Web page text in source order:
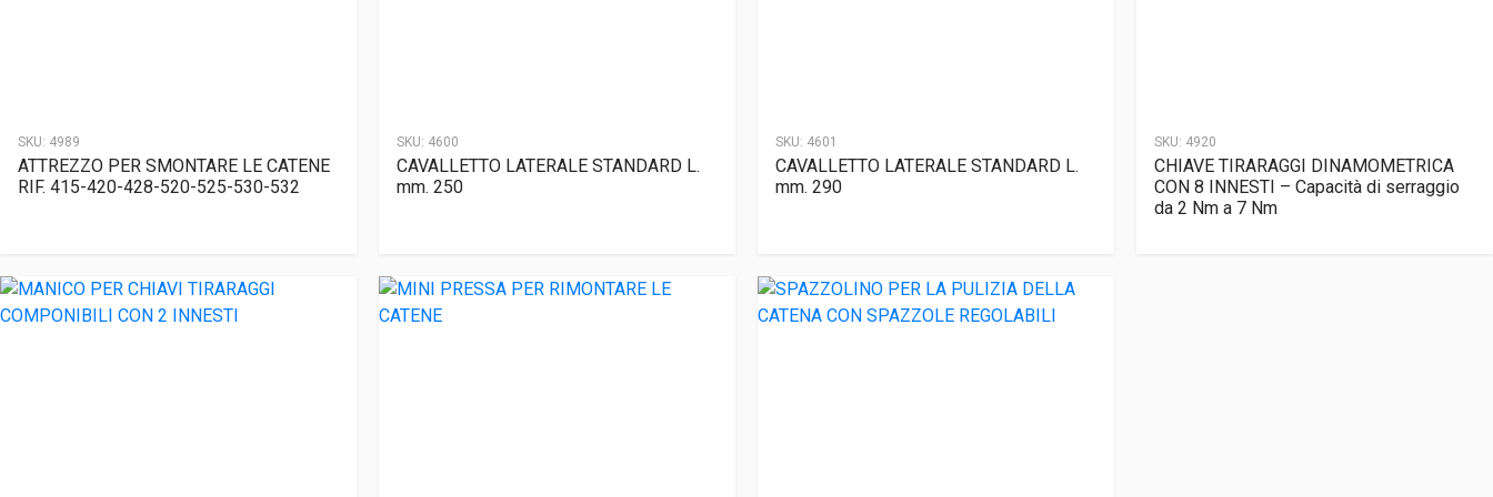
SKU: 4989
ATTREZZO PER SMONTARE LE CATENE
RIF. 415-420-428-520-525-530-532
SKU: 4600
CAVALLETTO LATERALE STANDARD L.
mm. 250
SKU: 4601
CAVALLETTO LATERALE STANDARD L.
mm. 290
SKU: 4920
CHIAVE TIRARAGGI DINAMOMETRICA
CON 8 INNESTI – Capacità di serraggio
da 2 Nm a 7 Nm